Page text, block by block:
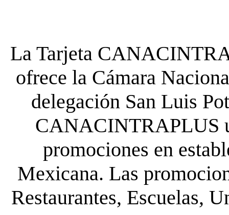
La Tarjeta
ofrece la Cámara
delegación San Luis
CANACINTRAPLUS
promociones en
Mexicana. Las
Restaurantes, Escuelas,